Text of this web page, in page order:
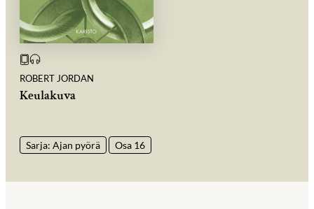
ROBERT JORDAN
Keulakuva
Sarja: Ajan pyörä Osa 16